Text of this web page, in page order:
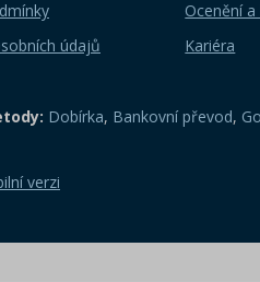
údajů
Ocenění
Kariéra
Dobírka, Bankovní převod,
verzi